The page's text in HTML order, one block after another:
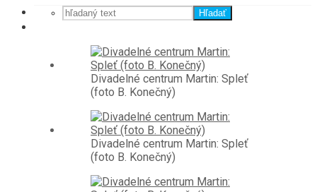
Hľadať
Divadelné centrum Martin: Spleť
(foto B. Konečný)
Divadelné centrum Martin: Spleť
(foto B. Konečný)